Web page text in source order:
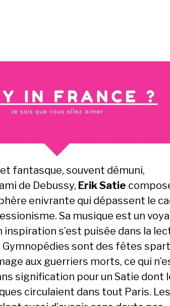
fantasque, souvent démuni,
de Debussy, Erik Satie
enivrante qui dépassent le
Sa musique est un
inspiration s’est puisée dans la
Gymnopédies sont des fêtes
aux guerriers morts, ce qui
signification pour un Satie dont
circulaient dans tout Paris.